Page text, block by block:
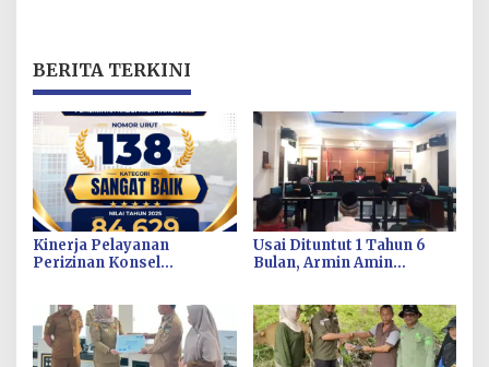
BERITA TERKINI
Kinerja Pelayanan
Perizinan Konsel
Baik” dari Kementerian
Investasi dan
Hilirisasi/BKPM
Usai Dituntut 1 Tahun 6
Bulan, Armin Amin